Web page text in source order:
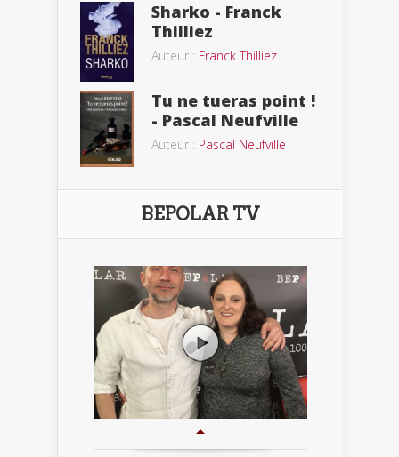
Sharko - Franck
Thilliez
Auteur : Franck Thilliez
Tu ne tueras point !
- Pascal Neufville
Auteur : Pascal Neufville
BEPOLAR TV